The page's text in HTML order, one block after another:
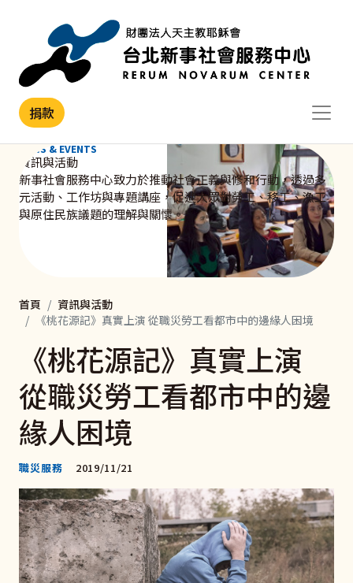
捐款
NEWS & EVENTS
資訊與活動
新事社會服務中心致力於推動社會正義與修和行動，透過多
元活動、工作坊與專題講座，促進大眾對勞工、移工、漁工
與原住民族議題的理解與關懷。
首頁
資訊與活動
《桃花源記》真實上演 從職災勞工看都市中的邊緣人困境
《桃花源記》真實上演
從職災勞工看都市中的邊
緣人困境
職災服務 2019/11/21